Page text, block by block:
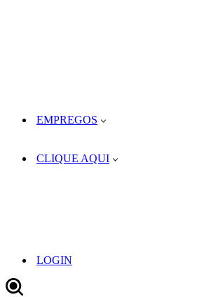
EMPREGOS
CLIQUE AQUI
LOGIN